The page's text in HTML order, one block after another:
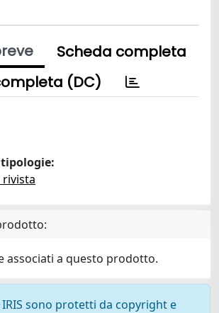
Scheda completa
(DC)
rivista
associati a questo prodotto.
sono protetti da copyright e